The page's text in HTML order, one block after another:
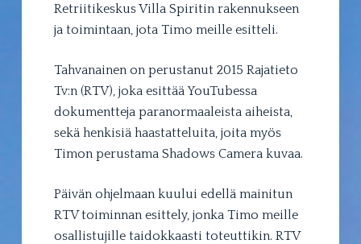
Retriitikeskus Villa Spiritin rakennukseen
ja toimintaan, jota Timo meille esitteli.
Tahvanainen on perustanut 2015 Rajatieto
Tv:n (RTV), joka esittää YouTubessa
dokumentteja paranormaaleista aiheista,
sekä henkisiä haastatteluita, joita myös
Timon perustama Shadows Camera kuvaa.
Päivän ohjelmaan kuului edellä mainitun
RTV toiminnan esittely, jonka Timo meille
osallistujille taidokkaasti toteuttikin. RTV